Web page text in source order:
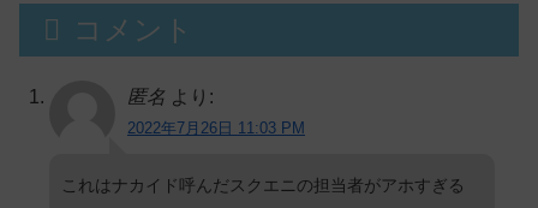
コメント
匿名 より:
2022年7月26日 11:03 PM
これはナカイド呼んだスクエニの担当者がアホすぎる